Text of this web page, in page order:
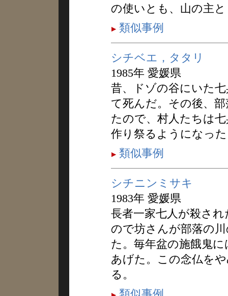
の使いとも、山の主
類似事例
シチベエ，タタリ
1985年 愛媛県
昔、ドゾの谷にいた
て死んだ。その後、
たので、村人たちは
作り祭るようになっ
類似事例
シチニンミサキ
1983年 愛媛県
長者一家七人が殺さ
ので坊さんが部落の
た。毎年盆の施餓鬼
あげた。この念仏を
る。